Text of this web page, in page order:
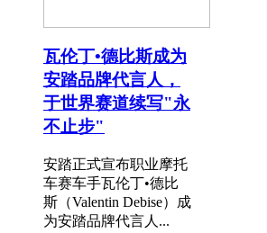
瓦伦丁•德比斯成为
安踏品牌代言人，
于世界赛道续写"永
不止步"
安踏正式宣布职业摩托
车赛车手瓦伦丁•德比
斯（Valentin Debise）成
为安踏品牌代言人...